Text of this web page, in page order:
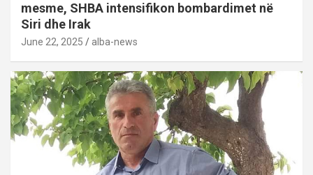
mesme, SHBA intensifikon bombardimet në
Siri dhe Irak
June 22, 2025 alba-news